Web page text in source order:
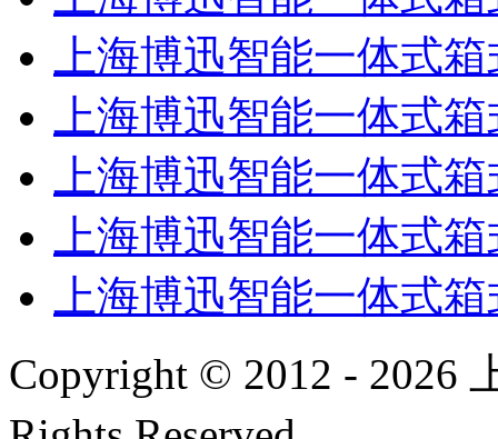
上海博迅智能一体式
上海博迅智能一体式
上海博迅智能一体式
上海博迅智能一体式
上海博迅智能一体式
Copyright © 2012 - 2026